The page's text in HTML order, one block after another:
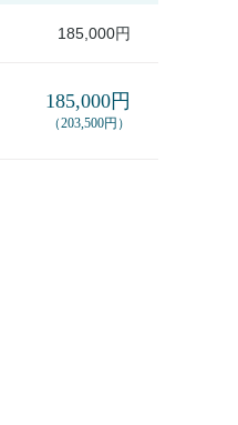
185,000円
185,000円
（203,500円）